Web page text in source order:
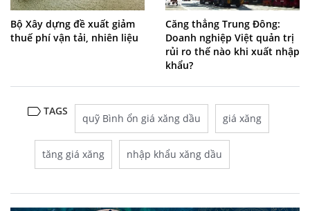
Bộ Xây dựng đề xuất giảm
thuế phí vận tải, nhiên liệu
Căng thẳng Trung Đông:
Doanh nghiệp Việt quản trị
rủi ro thế nào khi xuất nhập
khẩu?
TAGS
quỹ Bình ổn giá xăng dầu giá xăng
tăng giá xăng nhập khẩu xăng dầu